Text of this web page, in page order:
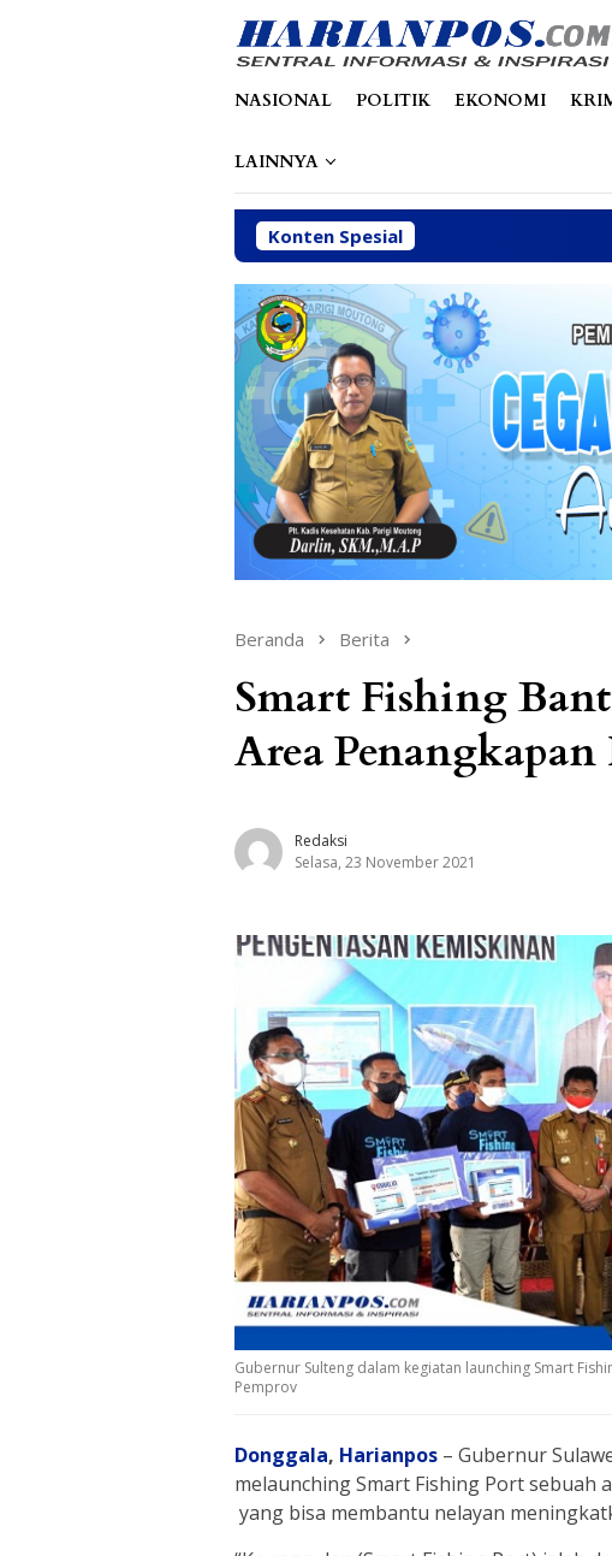
NASIONAL POLITIK EKONOMI
LAINNYA
Konten Spesial Dinas ESDM
Beranda Berita
Smart Fishing
Area
Redaksi
Selasa, 23 November 2021
Gubernur Sulteng dalam kegiatan launching Smart
Pemprov
Donggala, Harianpos – Gubernur
melaunching Smart Fishing Port sebuah
yang bisa membantu nelayan